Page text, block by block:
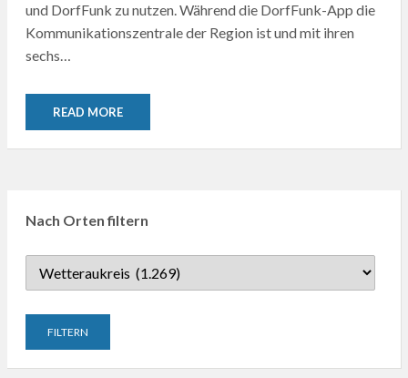
und DorfFunk zu nutzen. Während die DorfFunk-App die
Kommunikationszentrale der Region ist und mit ihren
sechs…
READ MORE
Nach Orten filtern